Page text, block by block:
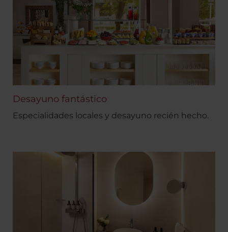
Desayuno fantástico
Especialidades locales y desayuno recién hecho.